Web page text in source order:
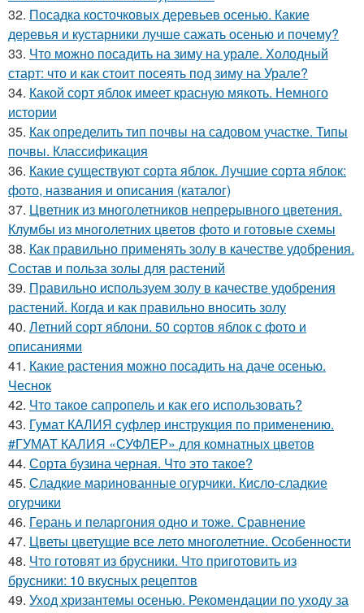
32. Посадка косточковых деревьев осенью. Какие
деревья и кустарники лучше сажать осенью и почему?
33. Что можно посадить на зиму на урале. Холодный
старт: что и как стоит посеять под зиму на Урале?
34. Какой сорт яблок имеет красную мякоть. Немного
истории
35. Как определить тип почвы на садовом участке. Типы
почвы. Классификация
36. Какие существуют сорта яблок. Лучшие сорта яблок:
фото, названия и описания (каталог)
37. Цветник из многолетников непрерывного цветения.
Клумбы из многолетних цветов фото и готовые схемы
38. Как правильно применять золу в качестве удобрения.
Состав и польза золы для растений
39. Правильно используем золу в качестве удобрения
растений. Когда и как правильно вносить золу
40. Летний сорт яблони. 50 сортов яблок с фото и
описаниями
41. Какие растения можно посадить на даче осенью.
Чеснок
42. Что такое сапропель и как его использовать?
43. Гумат КАЛИЯ суфлер инструкция по применению.
#ГУМАТ КАЛИЯ «СУФЛЕР» для комнатных цветов
44. Сорта бузина черная. Что это такое?
45. Сладкие маринованные огурчики. Кисло-сладкие
огурчики
46. Герань и пеларгония одно и тоже. Сравнение
47. Цветы цветущие все лето многолетние. Особенности
48. Что готовят из брусники. Что приготовить из
брусники: 10 вкусных рецептов
49. Уход хризантемы осенью. Рекомендации по уходу за